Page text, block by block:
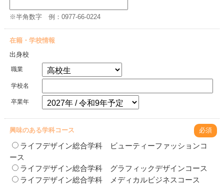
※半角数字 例：0977-66-0224
在籍・学校情報
出身校
職業
学校名
卒業年
興味のある学科コース 必須
ライフデザイン総合学科 ビューティーファッションコ
ース
ライフデザイン総合学科 グラフィックデザインコース
ライフデザイン総合学科 メディカルビジネスコース